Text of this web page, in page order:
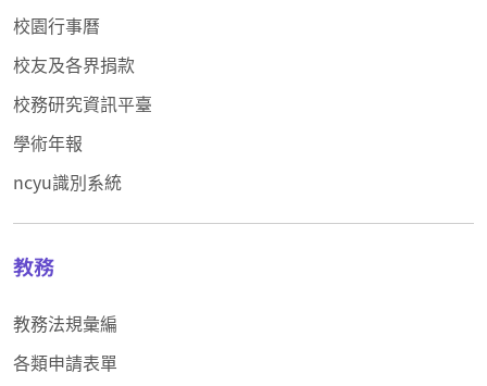
校園行事曆
校友及各界捐款
校務研究資訊平臺
學術年報
ncyu識別系統
教務
教務法規彙編
各類申請表單